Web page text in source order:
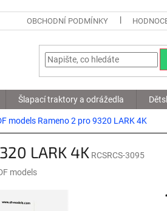
OBCHODNÍ PODMÍNKY
Šlapací traktory a odrážedla
models Rameno 2 pro 9320 LARK 4K
LARK 4K RCSRCS-3095
models